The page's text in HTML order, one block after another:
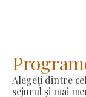
Alegeți dintre
sejurul și mai